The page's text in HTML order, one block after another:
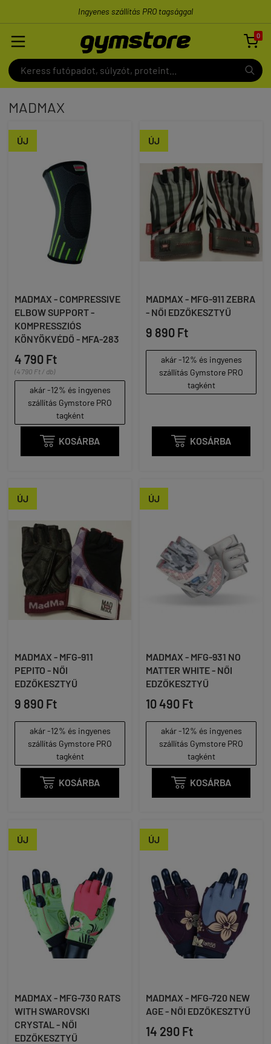
Ingyenes szállítás PRO tagsággal
0

MADMAX
ÚJ
MADMAX - COMPRESSIVE
ELBOW SUPPORT -
KOMPRESSZIÓS
KÖNYÖKVÉDŐ - MFA-283
4 790 Ft
(4 790 Ft / db)
akár -12% és ingyenes
szállítás Gymstore PRO
tagként
 KOSÁRBA
ÚJ
MADMAX - MFG-911 ZEBRA
- NŐI EDZŐKESZTYŰ
9 890 Ft
akár -12% és ingyenes
szállítás Gymstore PRO
tagként
 KOSÁRBA
ÚJ
MADMAX - MFG-911
PEPITO - NŐI
EDZŐKESZTYŰ
9 890 Ft
akár -12% és ingyenes
szállítás Gymstore PRO
tagként
 KOSÁRBA
ÚJ
MADMAX - MFG-931 NO
MATTER WHITE - NŐI
EDZŐKESZTYŰ
10 490 Ft
akár -12% és ingyenes
szállítás Gymstore PRO
tagként
 KOSÁRBA
ÚJ
MADMAX - MFG-730 RATS
WITH SWAROVSKI
CRYSTAL - NŐI
EDZŐKESZTYŰ
ÚJ
MADMAX - MFG-720 NEW
AGE - NŐI EDZŐKESZTYŰ
14 290 Ft